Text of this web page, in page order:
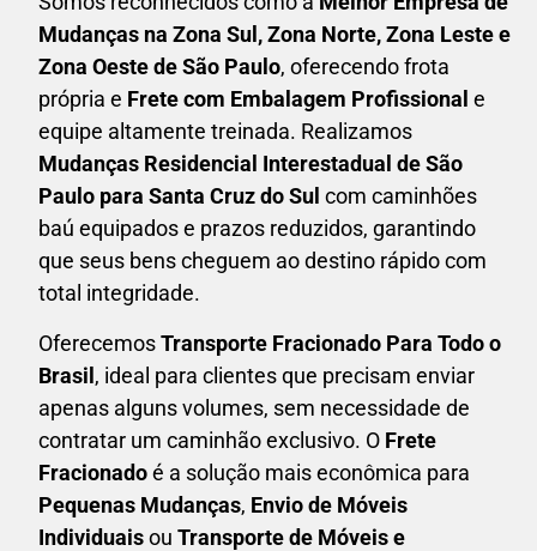
Mudanças na Zona Sul, Zona Norte, Zona Leste e
Zona Oeste de São Paulo, oferecendo frota
própria e Frete com Embalagem Profissional e
equipe altamente treinada. Realizamos
Mudanças Residencial Interestadual de São
Paulo para Santa Cruz do Sul com caminhões
baú equipados e prazos reduzidos, garantindo
que seus bens cheguem ao destino rápido com
total integridade.
OferecemosTransporte Fracionado Para Todo o
Brasil, ideal para clientes que precisam enviar
apenas alguns volumes, sem necessidade de
contratar um caminhão exclusivo. O Frete
Fracionadoé a solução mais econômica para
Pequenas Mudanças, Envio de Móveis
Individuaisou Transporte de Móveis e